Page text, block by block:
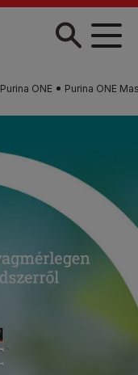
Purina ONE Purina ONE